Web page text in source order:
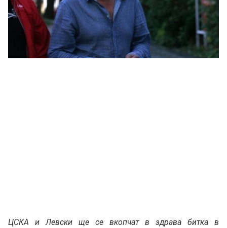
ЦСКА и Левски ще се вкопчат в здрава битка в